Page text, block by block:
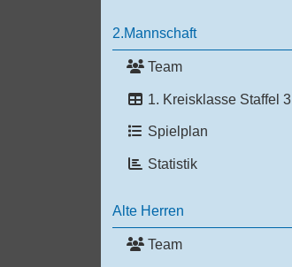
2.Mannschaft
Team
1. Kreisklasse Staffel 3
Spielplan
Statistik
Alte Herren
Team